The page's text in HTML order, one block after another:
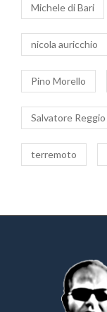
Michele di Bari
nicola auricchio
Pino Morello
Salvatore Reggio
terremoto